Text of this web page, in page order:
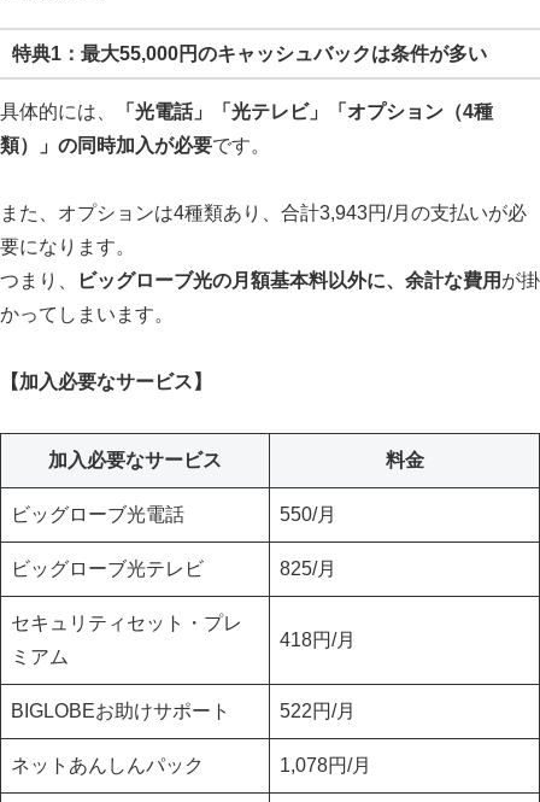
特典1：最大55,000円のキャッシュバックは条件が多い
具体的には、
「光電話」「光テレビ」「オプション（4種
類）」の同時加入が必要です。
また、オプションは4種類あり、合計3,943円/月の支払いが必
要になります。
つまり、
ビッグローブ光の月額基本料以外に、余計な費用 が掛
かってしまいます。
【加入必要なサービス】
加入必要なサービス 料金
ビッグローブ光電話 550/月
ビッグローブ光テレビ 825/月
セキュリティセット・プレ
ミアム
418円/月
BIGLOBEお助けサポート 522円/月
ネットあんしんパック 1,078円/月